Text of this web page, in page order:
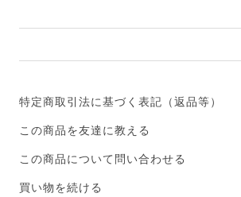
特定商取引法に基づく表記（返品等）
この商品を友達に教える
この商品について問い合わせる
買い物を続ける